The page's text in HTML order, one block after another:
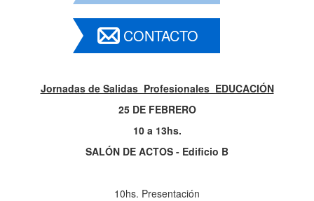
CONTACTO
Jornadas de Salidas Profesionales EDUCACIÓN
25 DE FEBRERO
10 a 13hs.
SALÓN DE ACTOS - Edificio B
10hs. Presentación